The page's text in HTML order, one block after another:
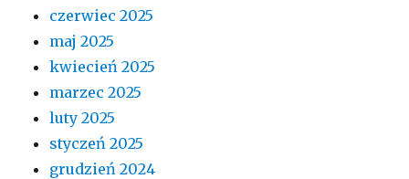
czerwiec 2025
maj 2025
kwiecień 2025
marzec 2025
luty 2025
styczeń 2025
grudzień 2024